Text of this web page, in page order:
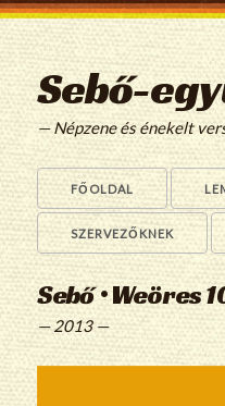
Sebő-
— Népzene és énekelt
FŐOLDAL
SZERVEZŐKNEK
Sebő • Weöres
— 2013 —